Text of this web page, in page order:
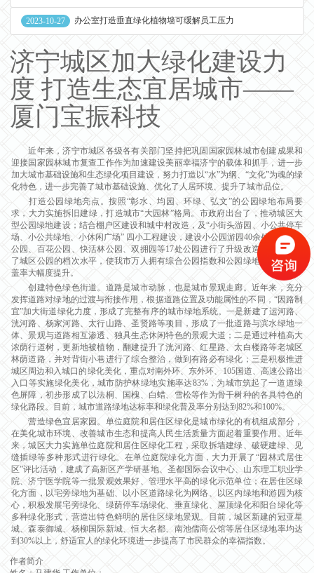
2023-10-27 办公室打造垂直绿化植物墙可缓解员工压力
济宁城区加大绿化建设力
度 打造生态宜居城市——
厦门宝振科技
近年来，济宁市城区各级各有关部门坚持把巩固国家园林城市创建成果和
迎接国家园林城市复查工作作为加速建设美丽幸福济宁的载体和抓手，进一步
加大城市基础设施和生态绿化项目建设，努力打造以“水”为纲、“文化”为魂的绿
化特色，进一步完善了城市基础设施、优化了人居环境、提升了城市品位。
打造公园绿地亮点。按照“彰水、均园、环绿、弘文”的公园绿地布局要
求，大力实施拆旧建绿，打造城市“大园林”格局。市政府出台了，推动城区大
型公园绿地建设；结合棚户区建设和城中村改造，及“小街头游园、小公共停车
场、小公共绿地、小休闲广场” 四小工程建设，建设小公园游园40余处；对人民
公园、百花公园、快活林公园、双拥园等17处公园进行了升级改造，极大提高
了城区公园的档次水平，使我市万人拥有综合公园指数和公园绿地服务半径覆
盖率大幅度提升。
创建特色绿色街道。道路是城市动脉，也是城市景观走廊。近年来，充分
发挥道路对绿地的过渡与衔接作用，根据道路位置及功能属性的不同，“因路制
宜”加大街道绿化力度，形成了完整有序的城市绿地系统。一是新建了运河路、
洸河路、杨家河路、太行山路、圣贤路等项目，形成了一批道路与滨水绿地一
体、景观与道路相互渗透、独具生态休闲特色的景观大道；二是通过种植高大
浓荫行道树，更新地被植物，翻建提升了洸河路、红星路、太白楼路等老城区
林荫道路，并对背街小巷进行了综合整治，做到有路必有绿化；三是积极推进
城区周边和入城口的绿化美化，重点对南外环、东外环、105国道、高速公路出
入口等实施绿化美化，城市防护林绿地实施率达83%，为城市筑起了一道道绿
色屏障，初步形成了以法桐、国槐、白蜡、雪松等作为骨干树种的各具特色的
绿化路段。目前，城市道路绿地达标率和绿化普及率分别达到82%和100%。
营造绿色宜居家园。单位庭院和居住区绿化是城市绿化的有机组成部分，
在美化城市环境、改善城市生态和提高人民生活质量方面起着重要作用。近年
来，城区大力实施单位庭院和居住区绿化工程，采取拆墙建绿、破硬建绿、见
缝插绿等多种形式进行绿化。在单位庭院绿化方面，大力开展了“园林式居住
区”评比活动，建成了高新区产学研基地、圣都国际会议中心、山东理工职业学
院、济宁医学院等一批景观效果好、管理水平高的绿化示范单位；在居住区绿
化方面，以宅旁绿地为基础、以小区道路绿化为网络、以区内绿地和游园为核
心，积极发展宅旁绿化、绿荫停车场绿化、垂直绿化、屋顶绿化和阳台绿化等
多种绿化形式，营造出特色鲜明的居住区绿地景观。目前，城区新建的冠亚星
城、森泰御城、杨柳国际新城、恒大名都、南池儒商公馆等居住区绿地率均达
到30%以上，舒适宜人的绿化环境进一步提高了市民群众的幸福指数。
作者简介